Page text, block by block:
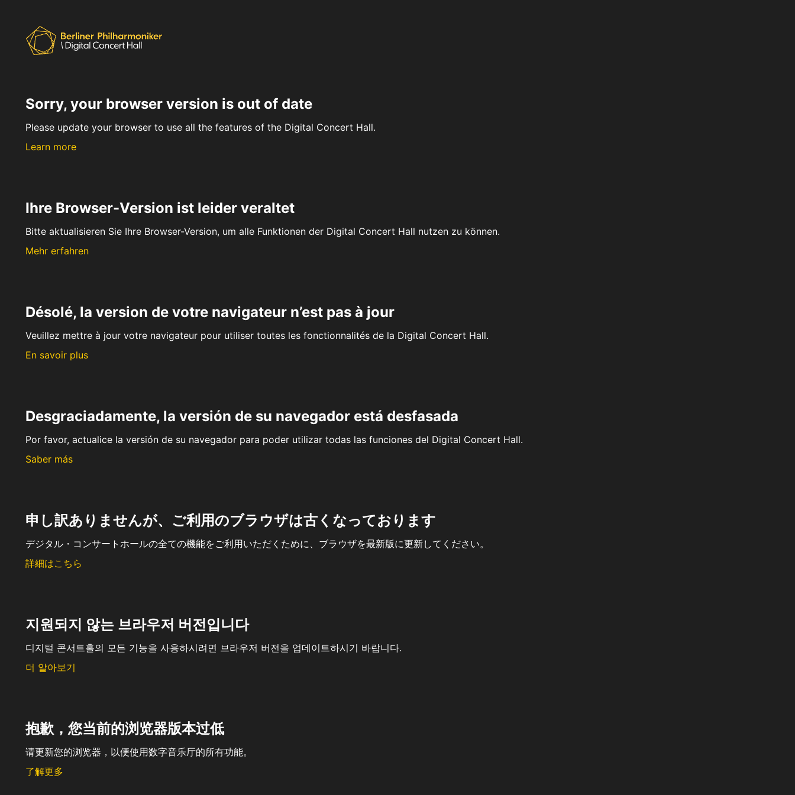
Sorry, your browser version is out of date
Please update your browser to use all the features of the Digital Concert Hall.
Learn more
Ihre Browser-Version ist leider veraltet
Bitte aktualisieren Sie Ihre Browser-Version, um alle Funktionen der Digital Concert Hall nutzen zu können.
Mehr erfahren
Désolé, la version de votre navigateur n’est pas à jour
Veuillez mettre à jour votre navigateur pour utiliser toutes les fonctionnalités de la Digital Concert Hall.
En savoir plus
Desgraciadamente, la versión de su navegador está desfasada
Por favor, actualice la versión de su navegador para poder utilizar todas las funciones del Digital Concert Hall.
Saber más
申し訳ありませんが、ご利用のブラウザは古くなっております
デジタル・コンサートホールの全ての機能をご利用いただくために、ブラウザを最新版に更新してください。
詳細はこちら
지원되지 않는 브라우저 버전입니다
디지털 콘서트홀의 모든 기능을 사용하시려면 브라우저 버전을 업데이트하시기 바랍니다.
더 알아보기
抱歉，您当前的浏览器版本过低
请更新您的浏览器，以便使用数字音乐厅的所有功能。
了解更多